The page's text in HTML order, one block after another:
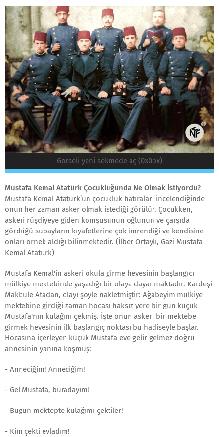
Görseli yeni sekmede aç (0x0px)
Mustafa Kemal Atatürk Çocukluğunda Ne Olmak İstiyordu?
Mustafa Kemal Atatürk’ün çocukluk hatıraları incelendiğinde
onun her zaman asker olmak istediği görülür. Çocukken,
askeri rüşdiyeye giden komşusunun oğlunun ve çarşıda
gördüğü subayların kıyafetlerine çok imrendiği ve kendisine
onları örnek aldığı bilinmektedir. (İlber Ortaylı, Gazi Mustafa
Kemal Atatürk)
Mustafa Kemal'in askeri okula girme hevesinin başlangıcı
mülkiye mektebinde yaşadığı bir olaya dayanmaktadır. Kardeşi
Makbule Atadan, olayı şöyle nakletmiştir: Ağabeyim mülkiye
mektebine girdiği zaman hocası haksız yere bir gün küçük
Mustafa'nın kulağını çekmiş. İşte onun askeri bir mektebe
girmek hevesinin ilk başlangıç noktası bu hadiseyle başlar.
Hocasına içerleyen küçük Mustafa eve gelir gelmez doğru
annesinin yanına koşmuş:
- Anneciğim! Anneciğim!
- Gel Mustafa, buradayım!
- Bugün mektepte kulağımı çektiler!
- Kim çekti evladım!